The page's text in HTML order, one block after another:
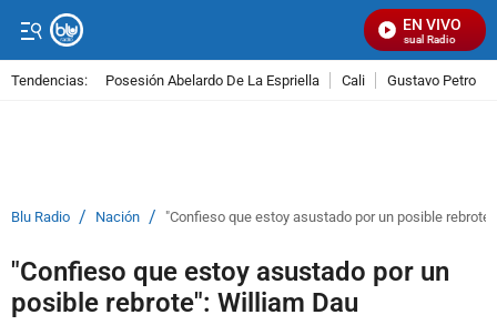
EN VIVO
Señal Visual Radio
Tendencias: Posesión Abelardo De La Espriella Cali Gustavo Petro
Blu Radio / Nación / "Confieso que estoy asustado por un posible
"Confieso que estoy asustado por un
posible rebrote": William Dau